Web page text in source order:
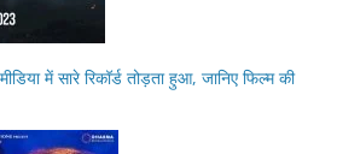
में सारे रिकॉर्ड तोड़ता हुआ, जानिए फिल्म की